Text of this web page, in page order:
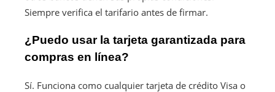
Siempre verifica el tarifario antes de firmar.
¿Puedo usar la tarjeta garantizada para
compras en línea?
Sí. Funciona como cualquier tarjeta de crédito Visa o